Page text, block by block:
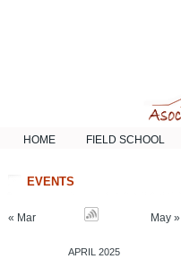
HOME FIELD SCHOOL
EVENTS
« Mar May »
APRIL 2025